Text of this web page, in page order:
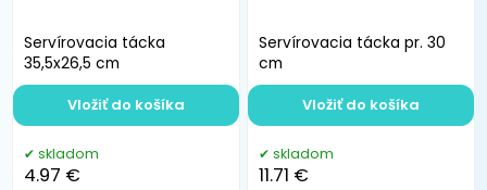
Servírovacia tácka
35,5x26,5 cm
skladom
4.97 €
Vložiť do košíka
Servírovacia tácka pr. 30
cm
skladom
11.71 €
Vložiť do košíka